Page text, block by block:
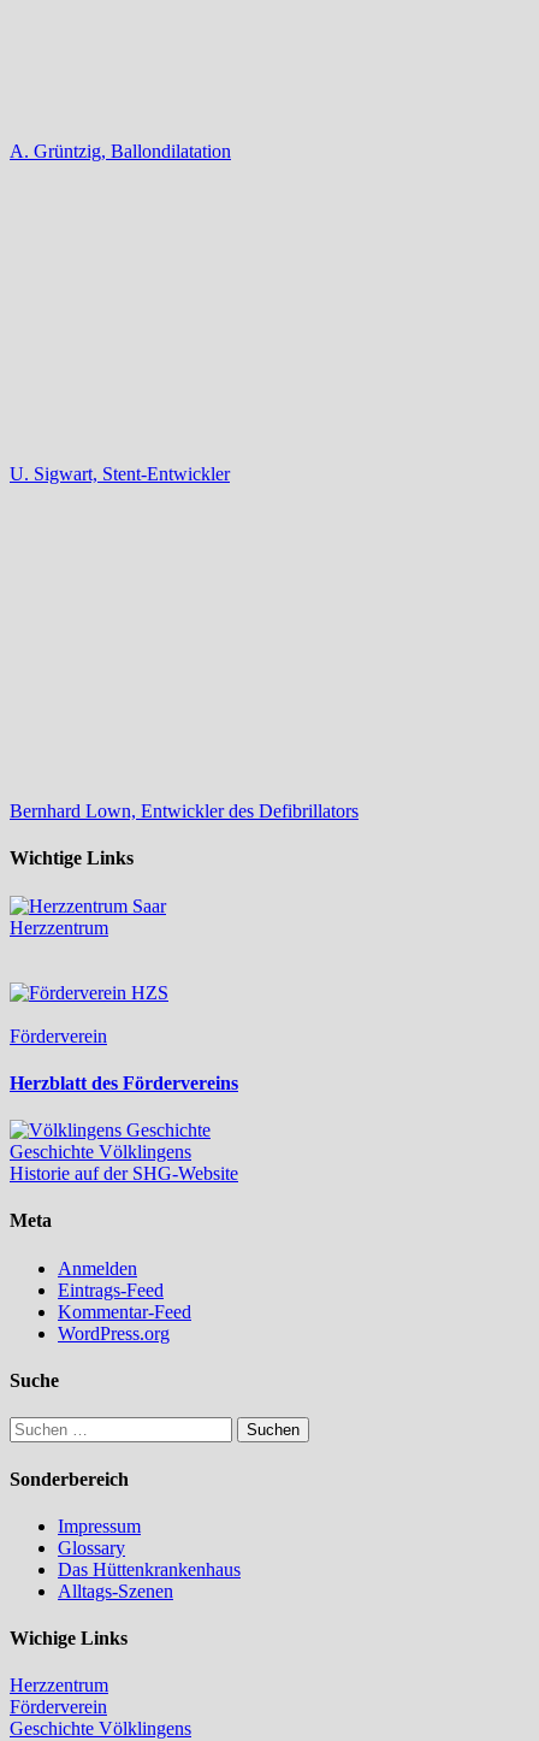
A. Grüntzig, Ballondilatation
U. Sigwart, Stent-Entwickler
Bernhard Lown, Entwickler des Defibrillators
Wichtige Links
Herzzentrum
Förderverein
Herzblatt des Fördervereins
Geschichte Völklingens
Historie auf der SHG-Website
Meta
Anmelden
Eintrags-Feed
Kommentar-Feed
WordPress.org
Suche
Suchen
nach:
Sonderbereich
Impressum
Glossary
Das Hüttenkrankenhaus
Alltags-Szenen
Wichige Links
Herzzentrum
Förderverein
Geschichte Völklingens